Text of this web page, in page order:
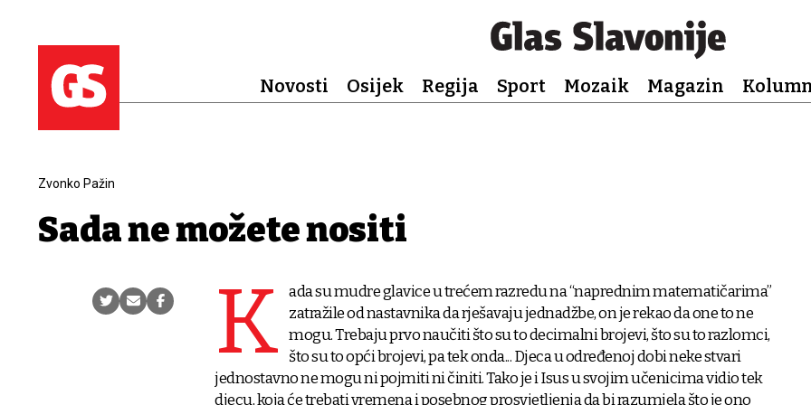
Novosti Osijek Regija Sport Mozaik Magazin
Zvonko Pažin
Sada ne možete nositi
K ada su mudre glavice u trećem razredu na “naprednim matematičarima”
zatražile od nastavnika da rješavaju jednadžbe, on je rekao da one to ne
mogu. Trebaju prvo naučiti što su to decimalni brojevi, što su to razlomci,
što su to opći brojevi, pa tek onda... Djeca u određenoj dobi neke stvari
jednostavno ne mogu ni pojmiti ni činiti. Tako je i Isus u svojim učenicima vidio tek
djecu, koja će trebati vremena i posebnog prosvjetljenja da bi razumjela što je ono